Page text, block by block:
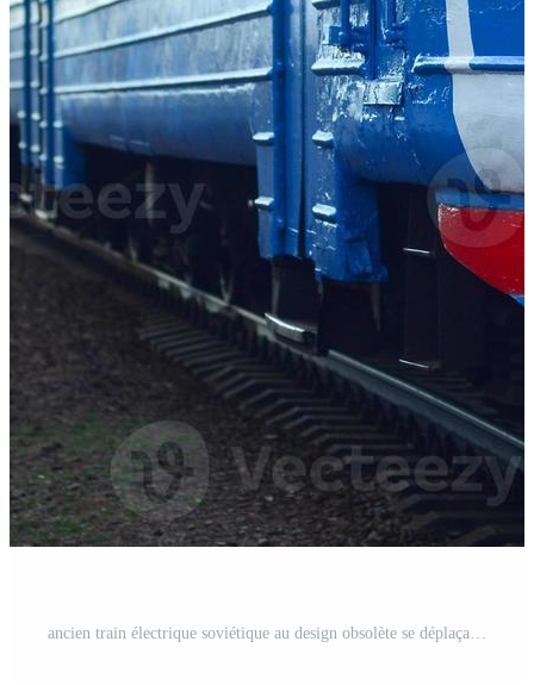
ancien train électrique soviétique au design obsolète se déplaçant par rail Photo Pro